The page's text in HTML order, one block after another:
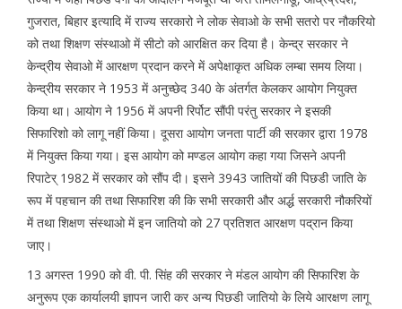
गुजरात, बिहार इत्यादि में राज्य सरकारो ने लोक सेवाओ के सभी सतरो पर नौकरियो
को तथा शिक्षण संस्थाओ में सीटो को आरक्षित कर दिया है। केन्द्र सरकार ने
केन्द्रीय सेवाओ में आरक्षण प्रदान करने में अपेक्षाकृत अधिक लम्बा समय लिया।
केन्द्रीय सरकार ने 1953 में अनुच्छेद 340 के अंतर्गत केलकर आयोग नियुक्त
किया था। आयोग ने 1956 में अपनी रिर्पोट सौंपी परंतु सरकार ने इसकी
सिफारिशो को लागू नहीं किया। दूसरा आयोग जनता पार्टी की सरकार द्वारा 1978
में नियुक्त किया गया। इस आयोग को मण्डल आयोग कहा गया जिसने अपनी
रिपाटेर् 1982 में सरकार को सौंप दी। इसने 3943 जातियों की पिछडी जाति के
रूप में पहचान की तथा सिफारिश की कि सभी सरकारी और अर्द्ध सरकारी नौकरियों
में तथा शिक्षण संस्थाओ में इन जातियो को 27 प्रतिशत आरक्षण पद्रान किया
जाए।
13 अगस्त 1990 को वी. पी. सिंह की सरकार ने मंडल आयोग की सिफारिश के
अनुरूप एक कार्यालयी ज्ञापन जारी कर अन्य पिछडी जातियो के लिये आरक्षण लागू